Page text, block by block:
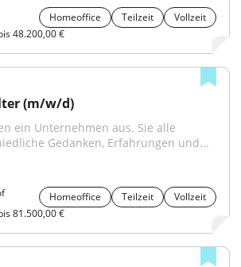
Homeoffice Teilzeit
Vollzeit
48.200,00 €
(m/w/d)
ein Unternehmen aus. Sie alle
Gedanken, Erfahrungen und...
Homeoffice Teilzeit
Vollzeit
81.500,00 €